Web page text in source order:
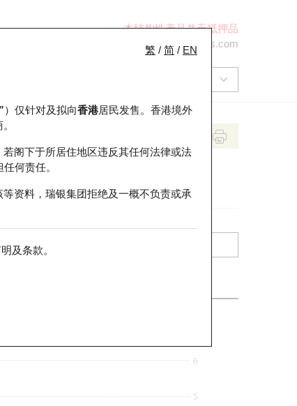
本结构性产品并无抵押品
ol-hkwarrants@ubs.com
繁 / 简 / EN
）仅针对及拟向香港居民发售。香港境外
阁下于所居住地区违反其任何法律或法
何责任。
资料，瑞银集团拒绝及一概不负责或承
及条款。
5
6